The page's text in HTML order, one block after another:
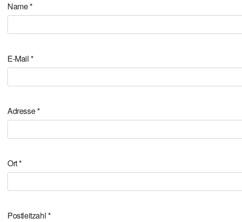
Name*
E-Mail*
Adresse*
Ort*
Postleitzahl*